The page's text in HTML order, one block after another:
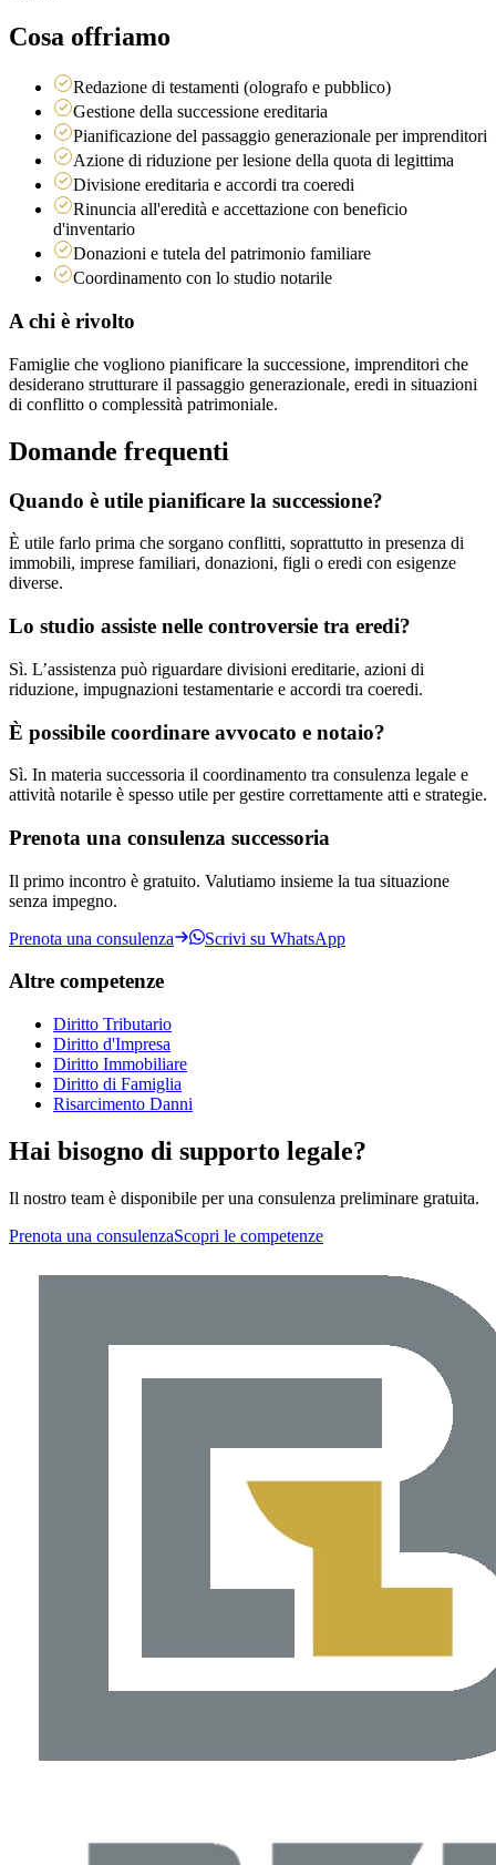
Cosa offriamo
Redazione di testamenti (olografo e pubblico)
Gestione della successione ereditaria
Pianificazione del passaggio generazionale per imprenditori
Azione di riduzione per lesione della quota di legittima
Divisione ereditaria e accordi tra coeredi
Rinuncia all'eredità e accettazione con beneficio
d'inventario
Donazioni e tutela del patrimonio familiare
Coordinamento con lo studio notarile
A chi è rivolto
Famiglie che vogliono pianificare la successione, imprenditori che
desiderano strutturare il passaggio generazionale, eredi in situazioni
di conflitto o complessità patrimoniale.
Domande frequenti
Quando è utile pianificare la successione?
È utile farlo prima che sorgano conflitti, soprattutto in presenza di
immobili, imprese familiari, donazioni, figli o eredi con esigenze
diverse.
Lo studio assiste nelle controversie tra eredi?
Sì. L’assistenza può riguardare divisioni ereditarie, azioni di
riduzione, impugnazioni testamentarie e accordi tra coeredi.
È possibile coordinare avvocato e notaio?
Sì. In materia successoria il coordinamento tra consulenza legale e
attività notarile è spesso utile per gestire correttamente atti e strategie.
Prenota una consulenza successoria
Il primo incontro è gratuito. Valutiamo insieme la tua situazione
senza impegno.
Prenota una consulenza
Scrivi su WhatsApp
Altre competenze
Diritto Tributario
Diritto d'Impresa
Diritto Immobiliare
Diritto di Famiglia
Risarcimento Danni
Hai bisogno di supporto legale?
Il nostro team è disponibile per una consulenza preliminare gratuita.
Prenota una consulenzaScopri le competenze